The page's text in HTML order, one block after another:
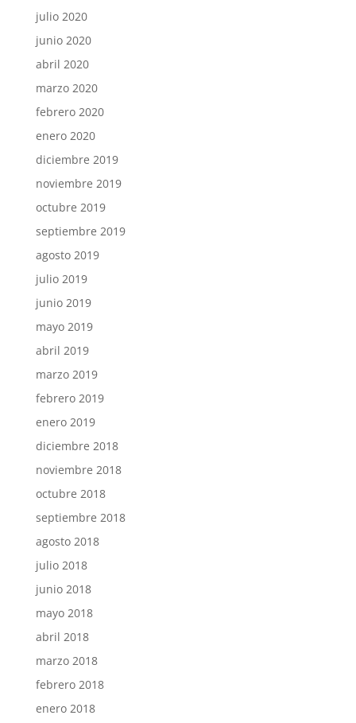
julio 2020
junio 2020
abril 2020
marzo 2020
febrero 2020
enero 2020
diciembre 2019
noviembre 2019
octubre 2019
septiembre 2019
agosto 2019
julio 2019
junio 2019
mayo 2019
abril 2019
marzo 2019
febrero 2019
enero 2019
diciembre 2018
noviembre 2018
octubre 2018
septiembre 2018
agosto 2018
julio 2018
junio 2018
mayo 2018
abril 2018
marzo 2018
febrero 2018
enero 2018